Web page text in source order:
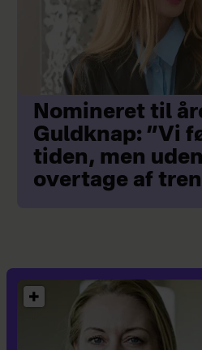
Nomineret til
Guldknap: ”Vi
tiden, men
overtage af